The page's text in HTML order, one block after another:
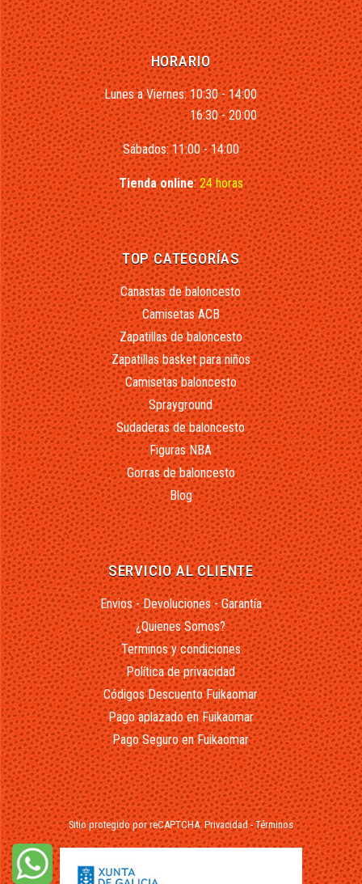
HORARIO
Lunes a Viernes: 10:30 - 14:00
16:30 - 20:00
Sábados: 11:00 - 14:00
Tienda online:24 horas
TOP CATEGORÍAS
Canastas de baloncesto
Camisetas ACB
Zapatillas de baloncesto
Zapatillas basket para niños
Camisetas baloncesto
Sprayground
Sudaderas de baloncesto
Figuras NBA
Gorras de baloncesto
Blog
SERVICIO AL CLIENTE
Envios - Devoluciones - Garantía
¿Quienes Somos?
Terminos y condiciones
Política de privacidad
Códigos Descuento Fuikaomar
Pago aplazado en Fuikaomar
Pago Seguro en Fuikaomar
Sitio protegido por reCAPTCHA.Privacidad-Términos